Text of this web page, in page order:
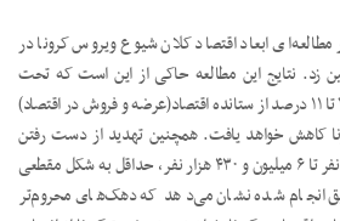
ابعاد اقتصاد کلان شیوع ویروس کرونا در
زد. نتایج این مطالعه حاکی از این است که تحت
سناریوهای مختلف بین ۴/ ۷ تا ۱۱ درصد از ستانده اقتصاد(عرضه و فروش در اقتصاد)
کاهش خواهد یافت. همچنین تهدید از دست رفتن
اشتغال ۲ میلیون و ۸۷۰ هزار نفر تا ۶ میلیون و ۴۳۰ هزار نفر، حداقل به شکل مقطعی
انجام شده نشان می‌دهد که دهک‌های محروم‌تر